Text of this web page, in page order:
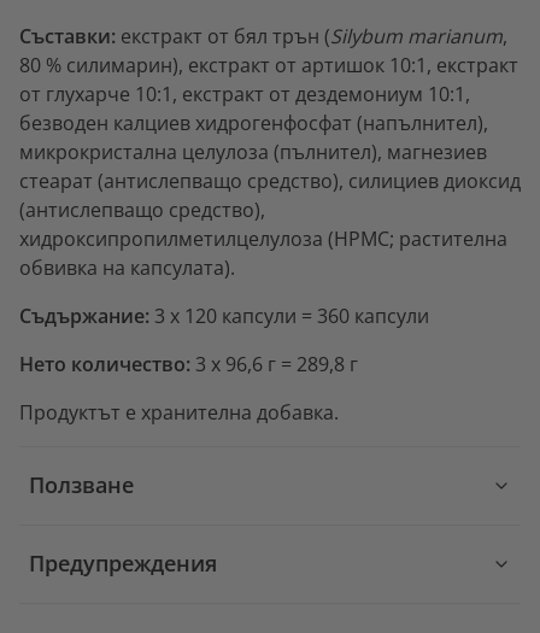
Съставки: екстракт от бял трън (Silybum marianum,
80 % силимарин), екстракт от артишок 10:1, екстракт
от глухарче 10:1, екстракт от дездемониум 10:1,
безводен калциев хидрогенфосфат (напълнител),
микрокристална целулоза (пълнител), магнезиев
стеарат (антислепващо средство), силициев диоксид
(антислепващо средство),
хидроксипропилметилцелулоза (HPMC; растителна
обвивка на капсулата).
Съдържание: 3 x 120 капсули = 360 капсули
Нето количество: 3 x 96,6 г = 289,8 г
Продуктът е хранителна добавка.
Ползване
Предупреждения